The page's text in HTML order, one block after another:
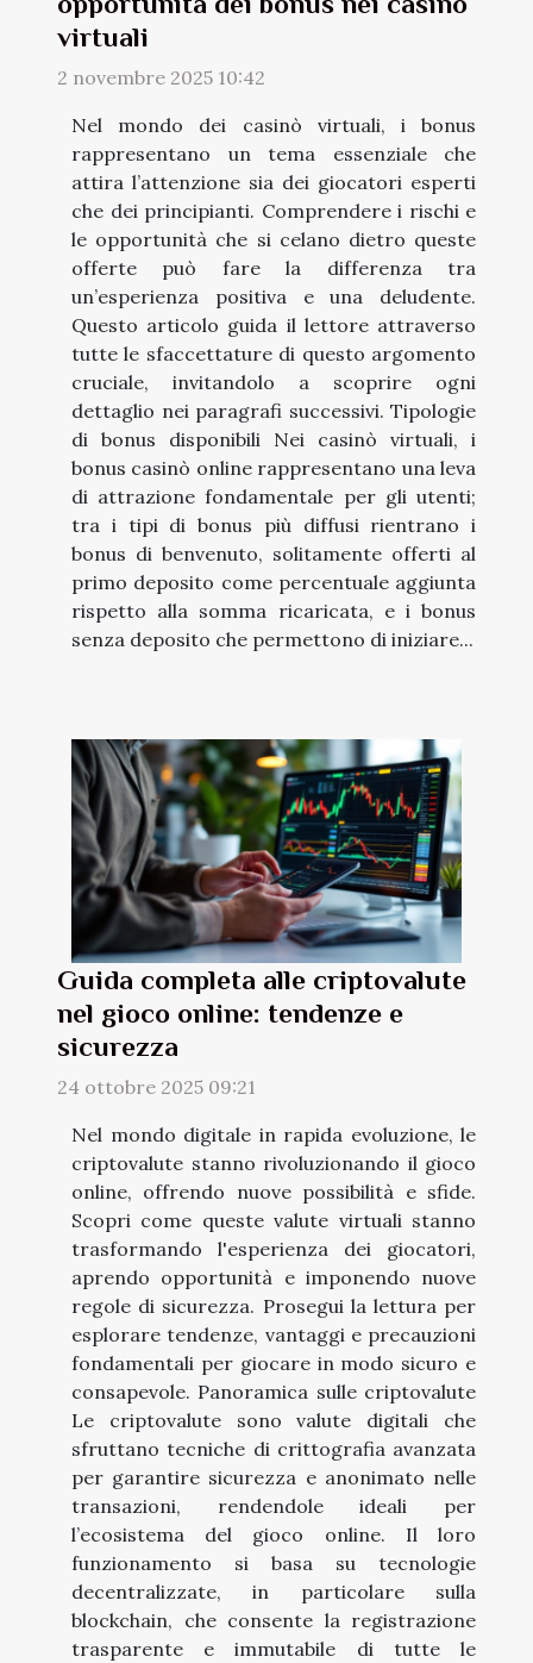
virtuali
2 novembre 2025 10:42
Nel mondo dei casinò virtuali, i bonus
rappresentano un tema essenziale che
attira l’attenzione sia dei giocatori esperti
che dei principianti. Comprendere i rischi e
le opportunità che si celano dietro queste
offerte può fare la differenza tra
un’esperienza positiva e una deludente.
Questo articolo guida il lettore attraverso
tutte le sfaccettature di questo argomento
cruciale, invitandolo a scoprire ogni
dettaglio nei paragrafi successivi. Tipologie
di bonus disponibili Nei casinò virtuali, i
bonus casinò online rappresentano una leva
di attrazione fondamentale per gli utenti;
tra i tipi di bonus più diffusi rientrano i
bonus di benvenuto, solitamente offerti al
primo deposito come percentuale aggiunta
rispetto alla somma ricaricata, e i bonus
senza deposito che permettono di iniziare...
Guida completa alle criptovalute
nel gioco online: tendenze e
sicurezza
24 ottobre 2025 09:21
Nel mondo digitale in rapida evoluzione, le
criptovalute stanno rivoluzionando il gioco
online, offrendo nuove possibilità e sfide.
Scopri come queste valute virtuali stanno
trasformando l'esperienza dei giocatori,
aprendo opportunità e imponendo nuove
regole di sicurezza. Prosegui la lettura per
esplorare tendenze, vantaggi e precauzioni
fondamentali per giocare in modo sicuro e
consapevole. Panoramica sulle criptovalute
Le criptovalute sono valute digitali che
sfruttano tecniche di crittografia avanzata
per garantire sicurezza e anonimato nelle
transazioni, rendendole ideali per
l’ecosistema del gioco online. Il loro
funzionamento si basa su tecnologie
decentralizzate, in particolare sulla
blockchain, che consente la registrazione
trasparente e immutabile di tutte le